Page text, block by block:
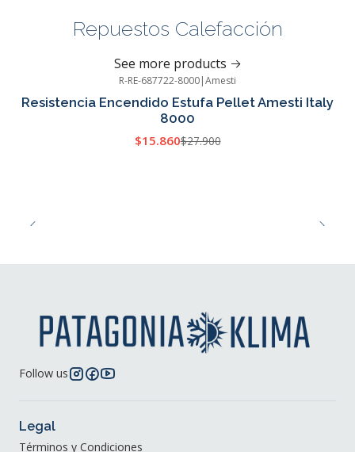
Repuestos Calefacción
See more products
-43%
OFF
R-RE-687722-8000|Amesti
Resistencia Encendido Estufa Pellet Amesti Italy
8000
$15.860$27.900
Follow us
Legal
Términos y Condiciones